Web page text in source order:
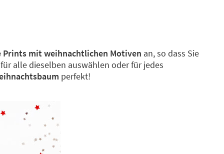
Prints mit weihnachtlichen Motiven an, so dass Sie
alle dieselben auswählen oder für jedes
perfekt!